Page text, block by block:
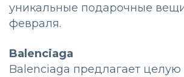
уникальные подарочные
февраля.
Balenciaga
Balenciaga предлагает